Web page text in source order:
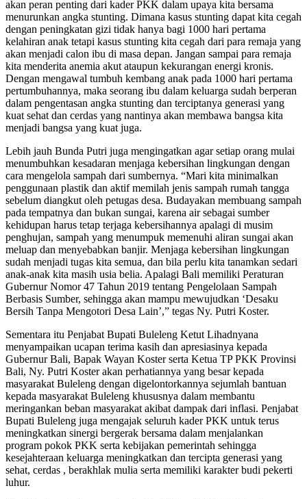
akan peran penting dari kader PKK dalam upaya kita bersama
menurunkan angka stunting. Dimana kasus stunting dapat kita cegah
dengan peningkatan gizi tidak hanya bagi 1000 hari pertama
kelahiran anak tetapi kasus stunting kita cegah dari para remaja yang
akan menjadi calon ibu di masa depan. Jangan sampai para remaja
kita menderita anemia akut ataupun kekurangan energi kronis.
Dengan mengawal tumbuh kembang anak pada 1000 hari pertama
pertumbuhannya, maka seorang ibu dalam keluarga sudah berperan
dalam pengentasan angka stunting dan terciptanya generasi yang
kuat sehat dan cerdas yang nantinya akan membawa bangsa kita
menjadi bangsa yang kuat juga.
Lebih jauh Bunda Putri juga mengingatkan agar setiap orang mulai
menumbuhkan kesadaran menjaga kebersihan lingkungan dengan
cara mengelola sampah dari sumbernya. “Mari kita minimalkan
penggunaan plastik dan aktif memilah jenis sampah rumah tangga
sebelum diangkut oleh petugas desa. Budayakan membuang sampah
pada tempatnya dan bukan sungai, karena air sebagai sumber
kehidupan harus tetap terjaga kebersihannya apalagi di musim
penghujan, sampah yang menumpuk memenuhi aliran sungai akan
meluap dan menyebabkan banjir. Menjaga kebersihan lingkungan
sudah menjadi tugas kita semua, dan bila perlu kita tanamkan sedari
anak-anak kita masih usia belia. Apalagi Bali memiliki Peraturan
Gubernur Nomor 47 Tahun 2019 tentang Pengelolaan Sampah
Berbasis Sumber, sehingga akan mampu mewujudkan ‘Desaku
Bersih Tanpa Mengotori Desa Lain’,” tegas Ny. Putri Koster.
Sementara itu Penjabat Bupati Buleleng Ketut Lihadnyana
menyampaikan ucapan terima kasih dan apresiasinya kepada
Gubernur Bali, Bapak Wayan Koster serta Ketua TP PKK Provinsi
Bali, Ny. Putri Koster akan perhatiannya yang besar kepada
masyarakat Buleleng dengan digelontorkannya sejumlah bantuan
kepada masyarakat Buleleng khususnya dalam membantu
meringankan beban masyarakat akibat dampak dari inflasi. Penjabat
Bupati Buleleng juga mengajak seluruh kader PKK untuk terus
meningkatkan sinergi bergerak bersama dalam menjalankan
program pokok PKK serta kebijakan pemerintah sehingga
kesejahteraan keluarga meningkatkan dan tercipta generasi yang
sehat, cerdas , berakhlak mulia serta memiliki karakter budi pekerti
luhur.